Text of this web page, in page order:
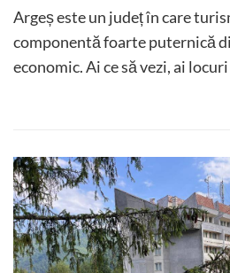
Argeș este un județ în care
componentă foarte puternică
economic. Ai ce să vezi, ai